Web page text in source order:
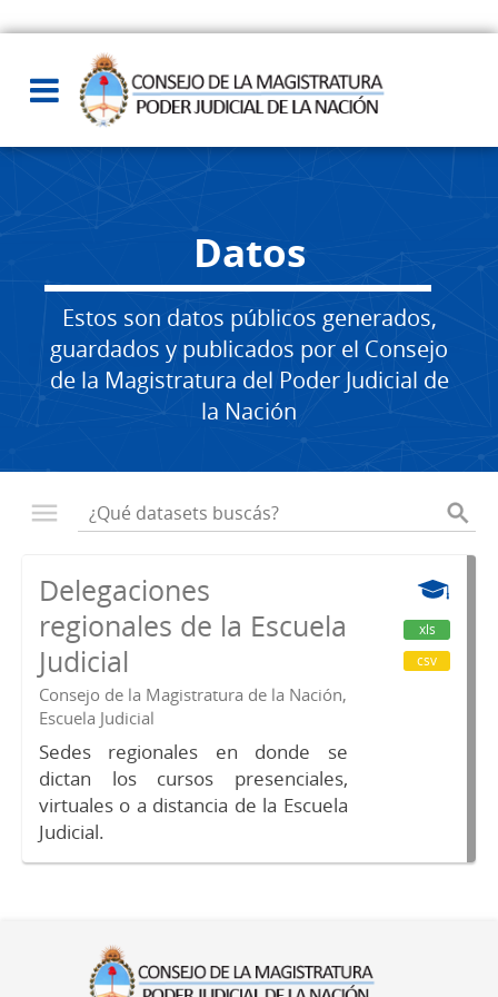
Datos
Estos son datos públicos generados,
guardados y publicados por el Consejo
de la Magistratura del Poder Judicial de
la Nación
Delegaciones
regionales de la Escuela
Judicial
Consejo de la Magistratura de la Nación,
Escuela Judicial
Sedes regionales en donde se
dictan los cursos presenciales,
virtuales o a distancia de la Escuela
Judicial.
xls
csv